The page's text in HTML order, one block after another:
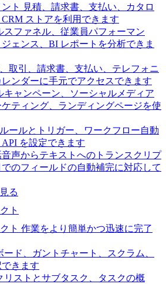
ト
見積、請求書、支払い、カタロ
ストアを利用できます
スファネル、従業員パフォーマン
ェンス、BI レポートを分析できま
取引、請求書、支払い、テレフォニ
ンダーに手元でアクセスできます
キャンペーン、ソーシャルメディア
ティング、ランディングページを使
ールとトリガー、ワークフロー自動
を設定できます
声からテキストへのトランスクリプ
のフィールドの自動補完に対応して
る
ト
ト 作業をより簡単かつ迅速に完了
ード、ガントチャート、スクラム、
きます
リストとサブタスク、タスクの概